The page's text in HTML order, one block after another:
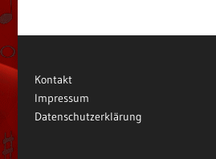
Kontakt
Impressum
Datenschutzerklärung